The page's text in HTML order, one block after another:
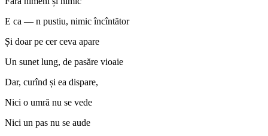
E ca — n pustiu, nimic încîntător
Și doar pe cer ceva apare
Un sunet lung, de pasăre vioaie
Dar, curînd și ea dispare,
Nici o umră nu se vede
Nici un pas nu se aude